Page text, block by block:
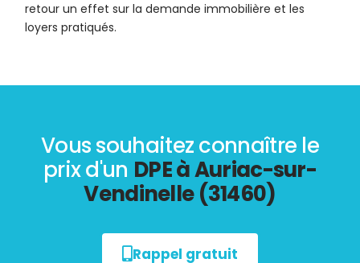
retour un effet sur la demande immobilière et les
loyers pratiqués.
Vous souhaitez connaître le
prix d'un DPE à Auriac-sur-
Vendinelle (31460)
Rappel gratuit